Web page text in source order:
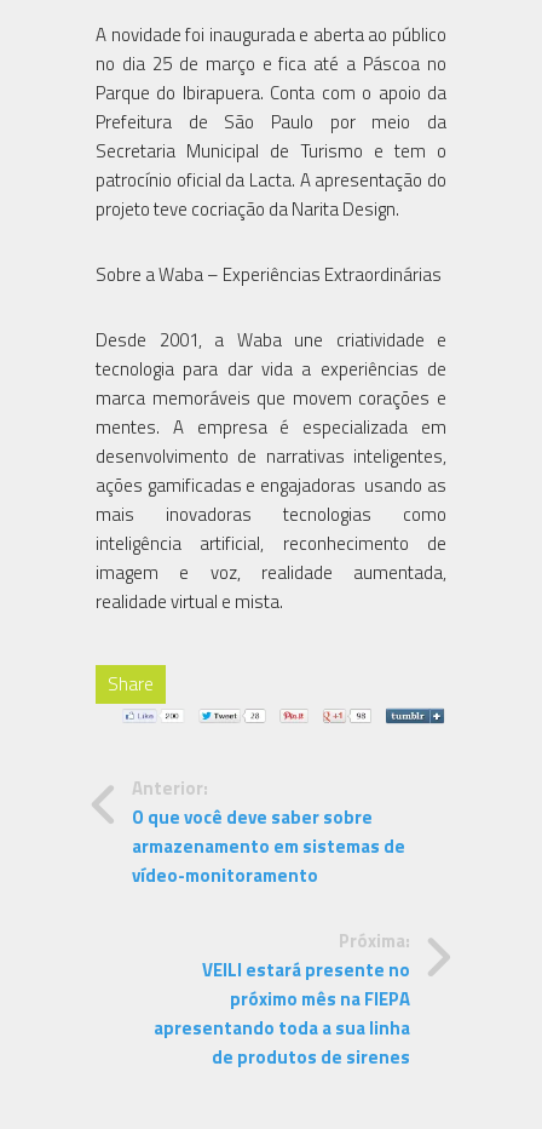
A novidade foi inaugurada e aberta ao público
no dia 25 de março e fica até a Páscoa no
Parque do Ibirapuera. Conta com o apoio da
Prefeitura de São Paulo por meio da
Secretaria Municipal de Turismo e tem o
patrocínio oficial da Lacta. A apresentação do
projeto teve cocriação da Narita Design.
Sobre a Waba – Experiências Extraordinárias
Desde 2001, a Waba une criatividade e
tecnologia para dar vida a experiências de
marca memoráveis que movem corações e
mentes. A empresa é especializada em
desenvolvimento de narrativas inteligentes,
ações gamificadas e engajadoras usando as
mais inovadoras tecnologias como
inteligência artificial, reconhecimento de
imagem e voz, realidade aumentada,
realidade virtual e mista.
Share
Anterior:
O que você deve saber sobre
armazenamento em sistemas de
vídeo-monitoramento
Próxima:
VEILI estará presente no
próximo mês na FIEPA
apresentando toda a sua linha
de produtos de sirenes